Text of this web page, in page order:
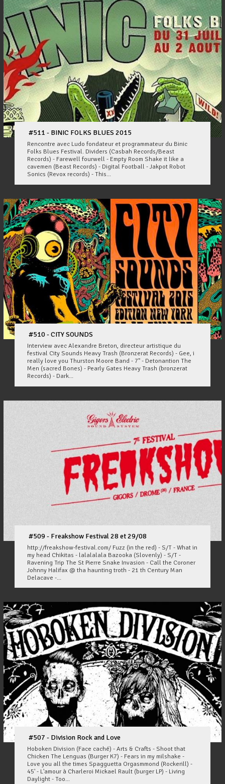
#511 - BINIC FOLKS BLUES 2015
Rencontre avec Ludo fondateur et programmateur du Binic
Folks Blues Festival. Dividers (Casbah Records/Beast
Records) - Farewell fourwell - Empty Room Shake it like a
cavemen (Beast Records) - Digital Football - Jakpot Robot
Sonics (Revox records) - This...
#510 - CITY SOUNDS
Interview avec Alexandre Breton, directeur artistique du
festival City Sounds Heavy Trash (Bronzerat Records) - Gee, i
really love you Thurston Moore Band - 7'' - Detonantion The
Men (sacred Bones) - Pearly Gates Heavy Trash (bronzerat
Records) - Dark...
#509 - Freakshow Festival 28 et 29/08
http://freakshow-festival.com/ Fuzz (in the red) - S/T - What in
my head Chikitas - lalalalala Bazooka (Slovenly) - S/T -
Ravening Trip The St Pierre Snake Invasion - Call the Coroner
Johnny Halifax @ tha haunting troth - 21 th Century Man
Delacave -...
#507 - Division Rock and Love
Hoboken Division (Face caché) - Arts & Crafts - Shoot that
Chicken The Lenguas (Burger K7) - Fears in my milshake -
Love you all the times Spagguetta Orgasmmond (Rockerill) -
45' - L'amour à Charleroi Mickael Rault (burger LP) - Living
Daylight - Too...